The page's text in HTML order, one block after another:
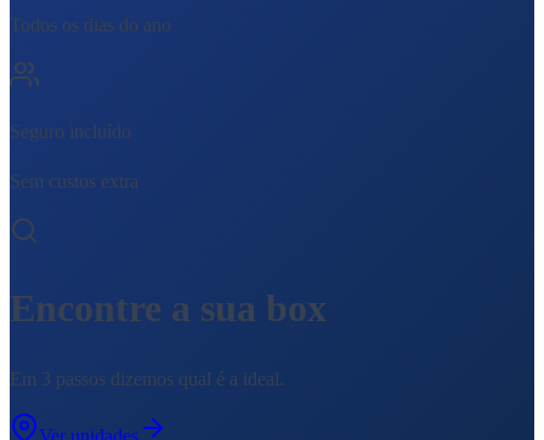
Todos os dias do ano
Seguro incluído
Sem custos extra
Encontre a sua box
Em 3 passos dizemos qual é a ideal.
Ver unidades